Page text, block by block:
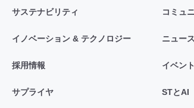
サステナビリティ
イノベーション & テクノロジー
採用情報
サプライヤ
コミュ
ニュー
イベン
STとAI